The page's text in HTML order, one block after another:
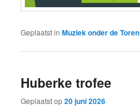
Geplaatst in Muziek onder de Toren
Huberke trofee
Geplaatst op20 juni 2026